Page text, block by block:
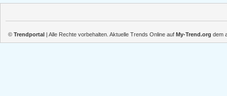
© Trendportal | Alle Rechte vorbehalten. Aktuelle Trends Online auf My-Trend.org dem